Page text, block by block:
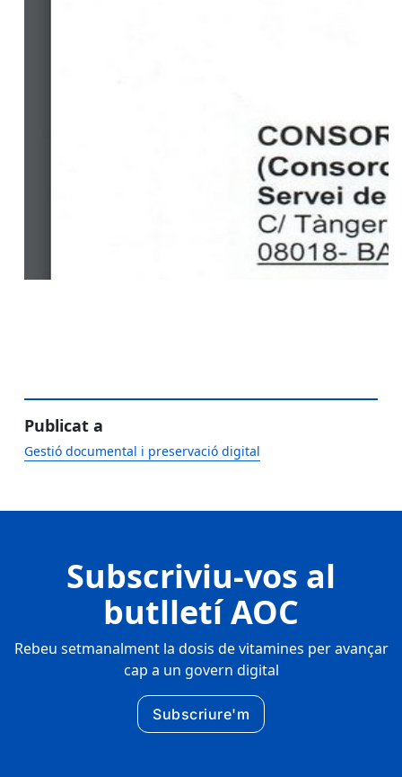
Publicat a
Gestió documental i preservació digital
Subscriviu-vos al
butlletí AOC
Rebeu setmanalment la dosis de vitamines per avançar
cap a un govern digital
Subscriure'm